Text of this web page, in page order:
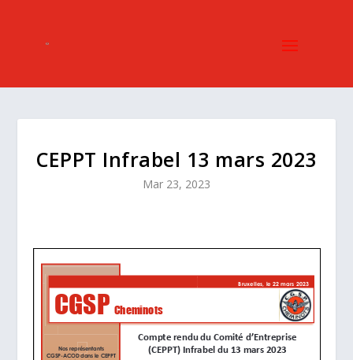
CEPPT Infrabel 13 mars 2023
Mar 23, 2023